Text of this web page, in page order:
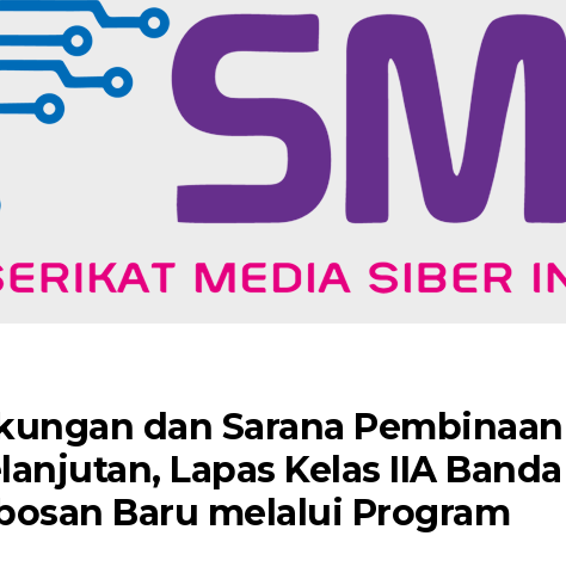
dan Sarana Pembinaan
Lapas Kelas IIA Banda
Baru melalui Program